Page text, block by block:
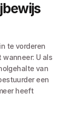
te vorderen
U als
van
een
heeft